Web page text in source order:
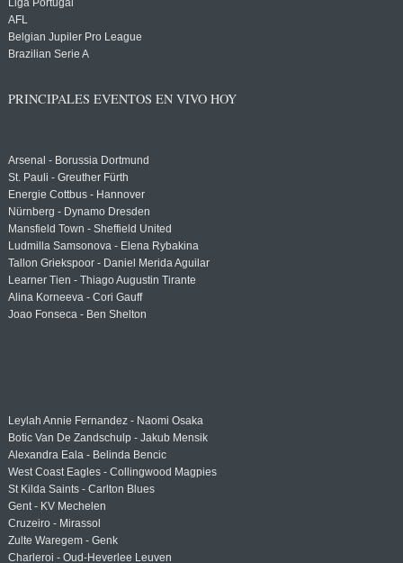
Liga Portugal
AFL
Belgian Jupiler Pro League
Brazilian Serie A
PRINCIPALES EVENTOS EN VIVO HOY
Arsenal - Borussia Dortmund
St. Pauli - Greuther Fürth
Energie Cottbus - Hannover
Nürnberg - Dynamo Dresden
Mansfield Town - Sheffield United
Ludmilla Samsonova - Elena Rybakina
Tallon Griekspoor - Daniel Merida Aguilar
Learner Tien - Thiago Augustin Tirante
Alina Korneeva - Cori Gauff
Joao Fonseca - Ben Shelton
Leylah Annie Fernandez - Naomi Osaka
Botic Van De Zandschulp - Jakub Mensik
Alexandra Eala - Belinda Bencic
West Coast Eagles - Collingwood Magpies
St Kilda Saints - Carlton Blues
Gent - KV Mechelen
Cruzeiro - Mirassol
Zulte Waregem - Genk
Charleroi - Oud-Heverlee Leuven